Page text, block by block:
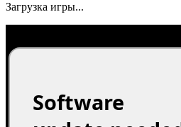
Загрузка игры...